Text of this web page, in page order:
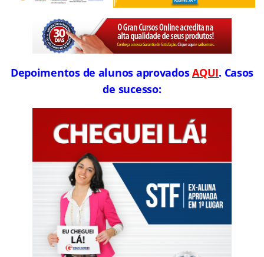
Depoimentos de alunos aprovadosAQUI. Casos
de sucesso: